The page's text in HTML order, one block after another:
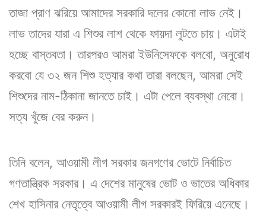
তাজা প্রাণ ঝরিয়ে আমাদের সরকারি দলের কোনো লাভ নেই।
লাভ তাদের যারা এ শিশুর লাশ থেকে ফায়দা লুটতে চায়। এটাই
হচ্ছে বাস্তবতা। তারপরও আমরা ইউনিসেফকে বলবো, অনুরোধ
করবো যে ৩২ জন শিশু হত্যার কথা তারা বলছেন, আমরা সেই
শিশুদের নাম-ঠিকানা জানতে চাই। এটা পেলে ব্যবস্থা নেবো।
সত্য খুঁজে বের করুন।
তিনি বলেন, আওয়ামী লীগ সরকার জনগণের ভোটে নির্বাচিত
গণতান্ত্রিক সরকার। এ দেশের মানুষের ভোট ও ভাতের অধিকার
শেখ হাসিনার নেতৃত্বে আওয়ামী লীগ সরকারই ফিরিয়ে এনেছে।